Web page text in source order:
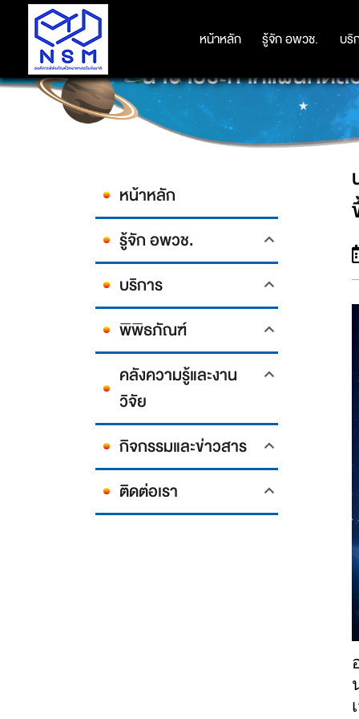
หน้าหลัก รู้จัก อพวช. บริ
หน้าหลัก รู้จัก อพวช. บริ
นาซาประกาศแผนทดส
หน้าหลัก
รู้จัก อพวช.
บริการ
พิพิธภัณฑ์
คลังความรู้และงาน
วิจัย
กิจกรรมและข่าวสาร
ติดต่อเรา